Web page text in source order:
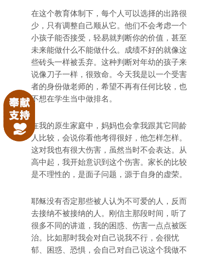
在这个教育体制下，每个人可以选择的出路很
少，只有调整自己顺从它。他们不会考虑一个
小孩子能否接受，轻易就判断你的价值，甚至
未来能做什么不能做什么。成绩不好的就像这
些砖头一样被丢弃。这种判断对年幼的孩子来
说像刀子一样，很致命。今天我是以一个受害
者的身份做老师的，希望不再有任何比较，也
不想在学生当中做排名。
在我的原生家庭中，妈妈也会拿我跟其它同龄
人比较，会说你看他考得很好，他怎样怎样。
这对我也有很大伤害，虽然当时不会表达。从
高中起，我开始意识到这个伤害。家长的比较
是不理性的，是面子问题，源于自身的虚荣。
耶稣没有否定那些被人认为不可爱的人，反而
去接纳不被接纳的人。刚信主那段时间，听了
很多不同的讲道，我的困惑、伤害一点点被医
治。比如那时我会对自己说我不行，会很忧
郁、困惑、恐惧，会自己对自己说这个我做不